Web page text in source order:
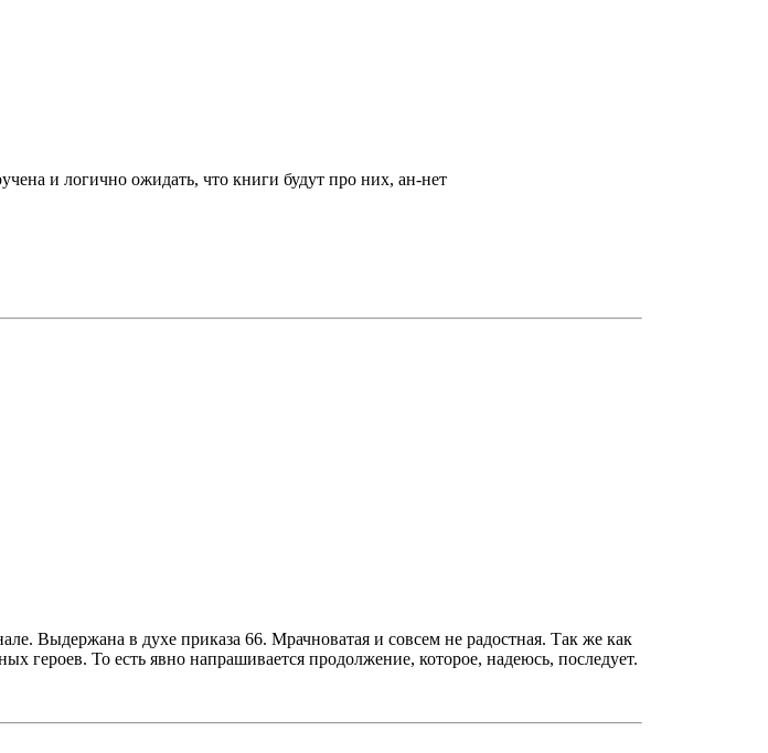
и логично ожидать, что книги будут про них, ан-нет
Выдержана в духе приказа 66. Мрачноватая и совсем не радостная. Так же как
героев. То есть явно напрашивается продолжение, которое, надеюсь, последует.